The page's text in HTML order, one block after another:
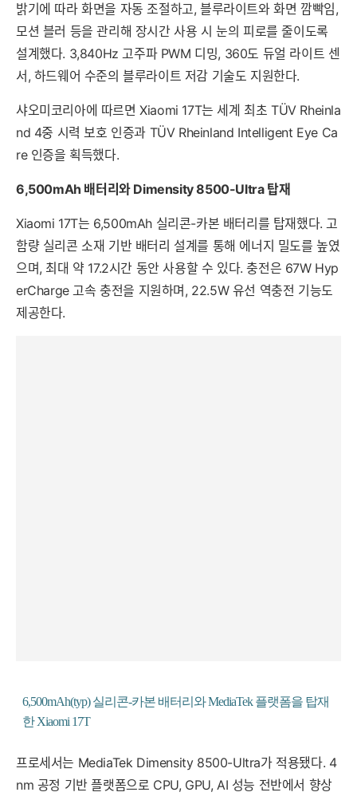
밝기에 따라 화면을 자동 조절하고, 블루라이트와 화면 깜빡임,
모션 블러 등을 관리해 장시간 사용 시 눈의 피로를 줄이도록
설계했다. 3,840Hz 고주파 PWM 디밍, 360도 듀얼 라이트 센
서, 하드웨어 수준의 블루라이트 저감 기술도 지원한다.
샤오미코리아에 따르면 Xiaomi 17T는 세계 최초 TÜV Rheinla
nd 4중 시력 보호 인증과 TÜV Rheinland Intelligent Eye Ca
re 인증을 획득했다.
6,500mAh 배터리와 Dimensity 8500-Ultra 탑재
Xiaomi 17T는 6,500mAh 실리콘-카본 배터리를 탑재했다. 고
함량 실리콘 소재 기반 배터리 설계를 통해 에너지 밀도를 높였
으며, 최대 약 17.2시간 동안 사용할 수 있다. 충전은 67W Hyp
erCharge 고속 충전을 지원하며, 22.5W 유선 역충전 기능도
제공한다.
6,500mAh(typ) 실리콘-카본 배터리와 MediaTek 플랫폼을 탑재
한 Xiaomi 17T
프로세서는 MediaTek Dimensity 8500-Ultra가 적용됐다. 4
nm 공정 기반 플랫폼으로 CPU, GPU, AI 성능 전반에서 향상